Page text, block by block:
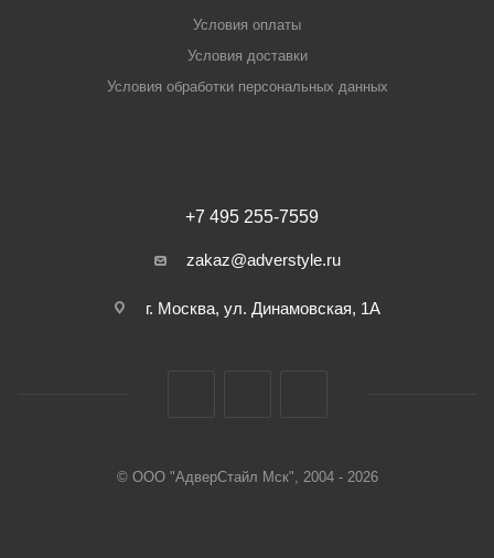
Условия оплаты
Условия доставки
Условия обработки персональных данных
+7 495 255-7559
zakaz@adverstyle.ru
г. Москва, ул. Динамовская, 1А
© ООО "АдверСтайл Мск", 2004 - 2026